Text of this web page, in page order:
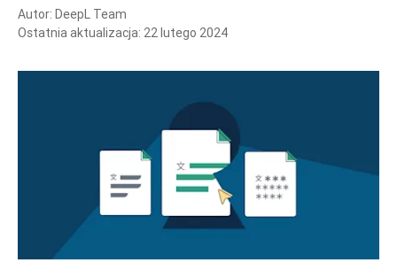
Autor: DeepL Team
Ostatnia aktualizacja: 22 lutego 2024